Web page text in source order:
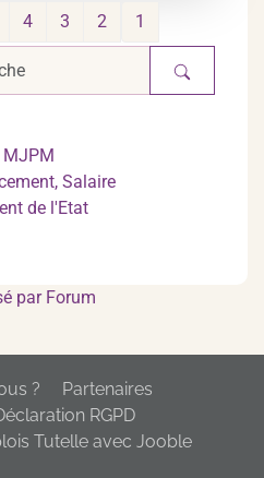
1
2
3
4
Salaire
de l'Etat
par Forum
?
Partenaires
RGPD
Tutelle avec Jooble